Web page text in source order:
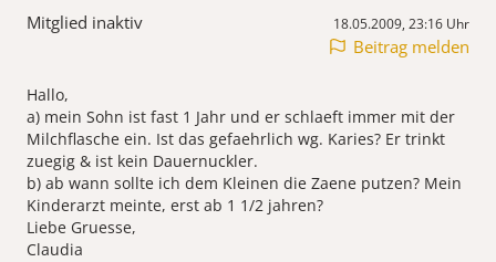
Mitglied inaktiv 18.05.2009, 23:16 Uhr
Beitrag melden
Hallo,
a) mein Sohn ist fast 1 Jahr und er schlaeft immer mit der
Milchflasche ein. Ist das gefaehrlich wg. Karies? Er trinkt
zuegig & ist kein Dauernuckler.
b) ab wann sollte ich dem Kleinen die Zaene putzen? Mein
Kinderarzt meinte, erst ab 1 1/2 jahren?
Liebe Gruesse,
Claudia